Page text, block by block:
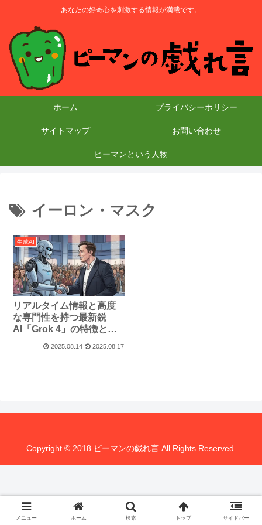
あなたの好奇心を刺激する情報が満載です。
ホーム プライバシーポリシー
サイトマップ お問い合わせ
ピーマンという人物
イーロン・マスク
生成AI
リアルタイム情報と高度
な専門性を持つ最新鋭
AI「Grok 4」の特徴と使
2025.08.14 2025.08.17
Copyright © 2018 ピーマンの戯れ言 All Rights Reserved.
メニュー ホーム 検索 トップ サイドバー